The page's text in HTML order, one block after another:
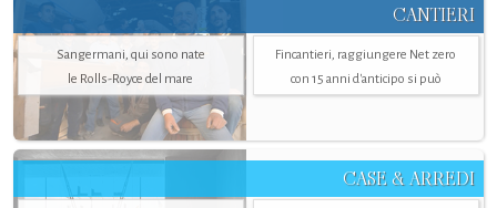
CANTIERI
Sangermani, qui sono nate
le Rolls-Royce del mare
Fincantieri, raggiungere Net zero
con 15 anni d'anticipo si può
CASE & ARREDI